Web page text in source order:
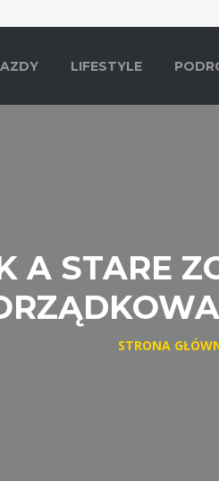
LIFESTYLE
A STARE
STRONA